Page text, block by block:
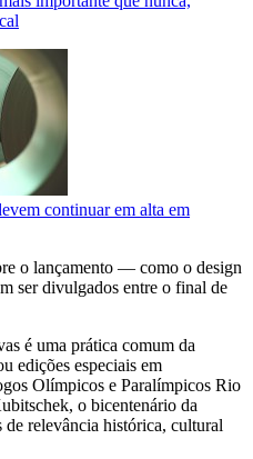
continuar em alta em
o lançamento — como o design
ser divulgados entre o final de
é uma prática comum da
edições especiais em
Olímpicos e Paralímpicos Rio
o bicentenário da
de relevância histórica, cultural